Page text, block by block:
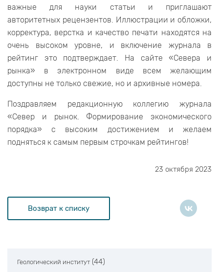
важные для науки статьи и приглашают
авторитетных рецензентов. Иллюстрации и обложки,
корректура, верстка и качество печати находятся на
очень высоком уровне, и включение журнала в
рейтинг это подтверждает. На сайте «Севера и
рынка» в электронном виде всем желающим
доступны не только свежие, но и архивные номера.
Поздравляем редакционную коллегию журнала
«Север и рынок. Формирование экономического
порядка» с высоким достижением и желаем
подняться к самым первым строчкам рейтингов!
23 октября 2023
Возврат к списку
Геологический институт (44)